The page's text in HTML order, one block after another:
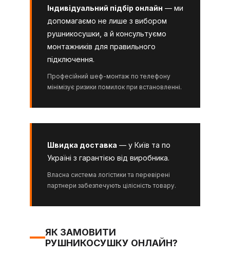
Індивідуальний підбір онлайн — ми
допомагаємо не лише з вибором
рушникосушки, а й консультуємо
монтажників для правильного
підключення.
Професійний шеф-монтаж по телефону
мінімізує ризики помилок при встановленні.
Швидка доставка — у Київ та по
Україні з гарантією від виробника.
Власна система логістики та перевірені
партнери забезпечують цілісність товару.
ЯК ЗАМОВИТИ
РУШНИКОСУШКУ ОНЛАЙН?